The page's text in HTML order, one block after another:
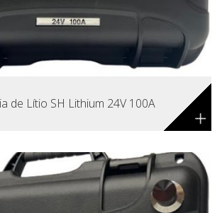
de Lítio SH Lithium 24V 100A +